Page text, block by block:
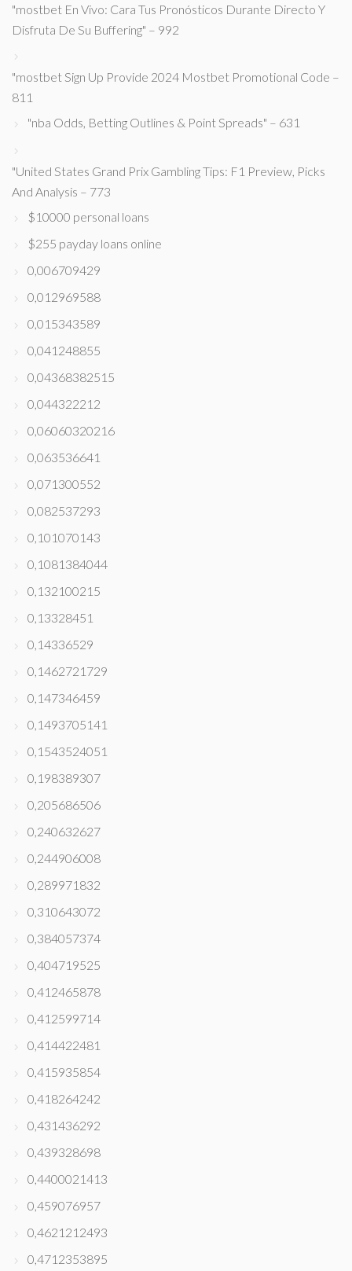
"mostbet En Vivo: Cara Tus Pronósticos Durante Directo Y
Disfruta De Su Buffering" – 992
"mostbet Sign Up Provide 2024 Mostbet Promotional Code –
811
"nba Odds, Betting Outlines & Point Spreads" – 631
"United States Grand Prix Gambling Tips: F1 Preview, Picks
And Analysis – 773
$10000 personal loans
$255 payday loans online
0,006709429
0,012969588
0,015343589
0,041248855
0,04368382515
0,044322212
0,06060320216
0,063536641
0,071300552
0,082537293
0,101070143
0,1081384044
0,132100215
0,13328451
0,14336529
0,1462721729
0,147346459
0,1493705141
0,1543524051
0,198389307
0,205686506
0,240632627
0,244906008
0,289971832
0,310643072
0,384057374
0,404719525
0,412465878
0,412599714
0,414422481
0,415935854
0,418264242
0,431436292
0,439328698
0,4400021413
0,459076957
0,4621212493
0,4712353895